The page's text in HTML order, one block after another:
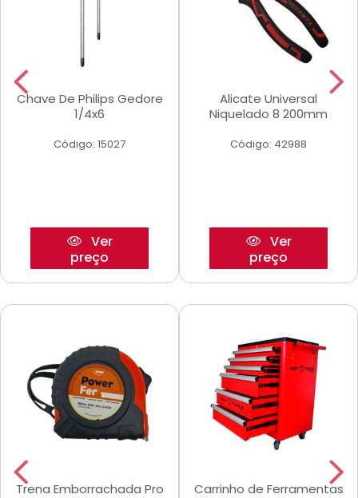
Chave De Philips Gedore
1/4x6
Código: 15027
Ver
preço
Alicate Universal
Niquelado 8 200mm
Código: 42988
Ver
preço
Trena Emborrachada Pro
Carrinho de Ferramentas